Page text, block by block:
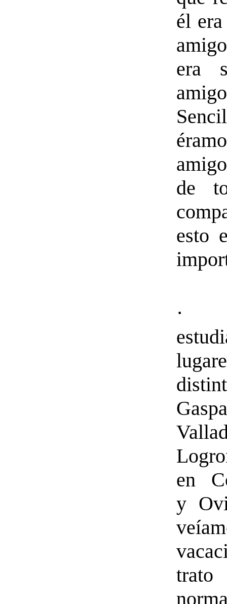
él
era
de
esto
·
en
y